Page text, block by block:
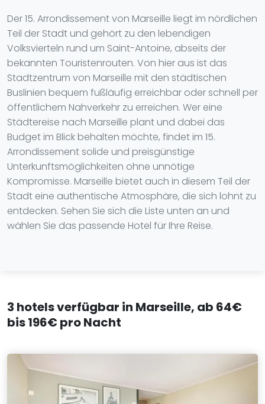
Der 15. Arrondissement von Marseille liegt im nördlichen
Teil der Stadt und gehört zu den lebendigen
Volksvierteln rund um Saint-Antoine, abseits der
bekannten Touristenrouten. Von hier aus ist das
Stadtzentrum von Marseille mit den städtischen
Buslinien bequem fußläufig erreichbar oder schnell per
öffentlichem Nahverkehr zu erreichen. Wer eine
Städtereise nach Marseille plant und dabei das
Budget im Blick behalten möchte, findet im 15.
Arrondissement solide und preisgünstige
Unterkunftsmöglichkeiten ohne unnötige
Kompromisse. Marseille bietet auch in diesem Teil der
Stadt eine authentische Atmosphäre, die sich lohnt zu
entdecken. Sehen Sie sich die Liste unten an und
wählen Sie das passende Hotel für Ihre Reise.
3 hotels verfügbar in Marseille, ab 64€
bis 196€ pro Nacht